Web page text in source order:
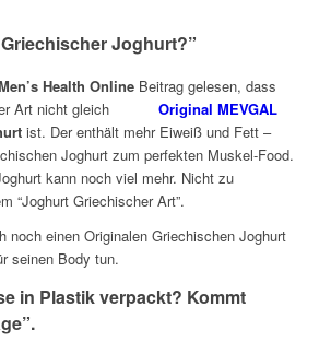
Joghurt?”
Health OnlineBeitrag gelesen, dass
Art nicht gleich
Original MEVGAL
ist. Der enthält mehr Eiweiß und Fett –
Joghurt zum perfekten Muskel-Food.
kann noch viel mehr. Nicht zu
“Joghurt Griechischer Art”.
noch einen Originalen Griechischen Joghurt
seinen Body tun.
in Plastik verpackt? Kommt